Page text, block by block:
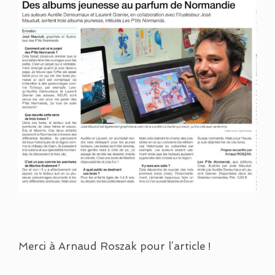
Merci à Arnaud Roszak pour l’article !